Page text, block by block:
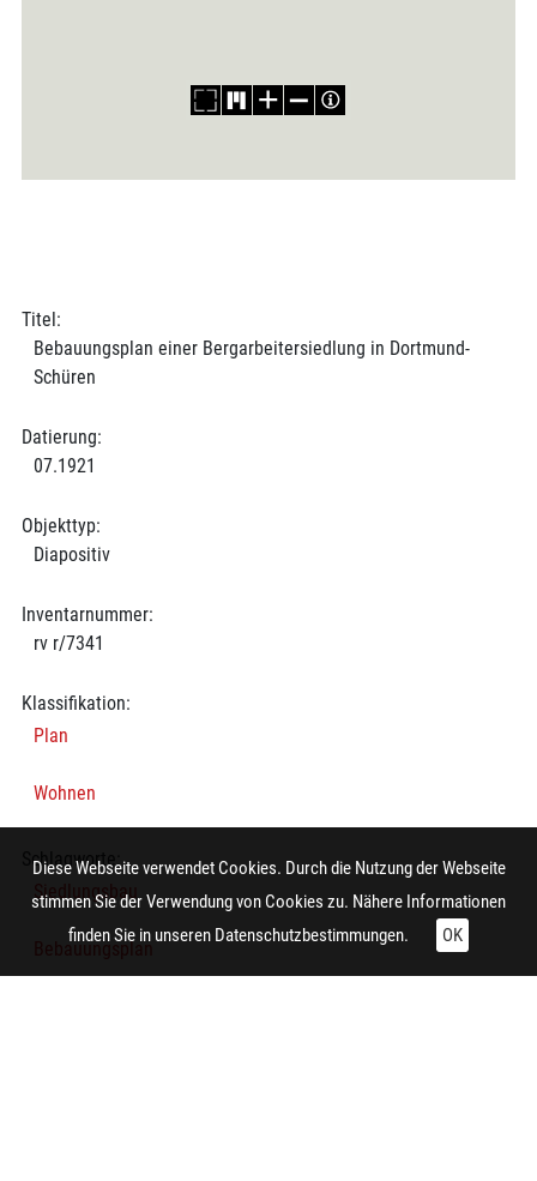
Titel:
Bebauungsplan einer Bergarbeitersiedlung in Dortmund-
Schüren
Datierung:
07.1921
Objekttyp:
Diapositiv
Inventarnummer:
rv r/7341
Klassifikation:
Plan
Wohnen
Schlagworte:
Siedlungsbau
Bebauungsplan
Diese Webseite verwendet Cookies. Durch die Nutzung der Webseite
stimmen Sie der Verwendung von Cookies zu. Nähere Informationen
finden Sie in unseren Datenschutzbestimmungen. OK